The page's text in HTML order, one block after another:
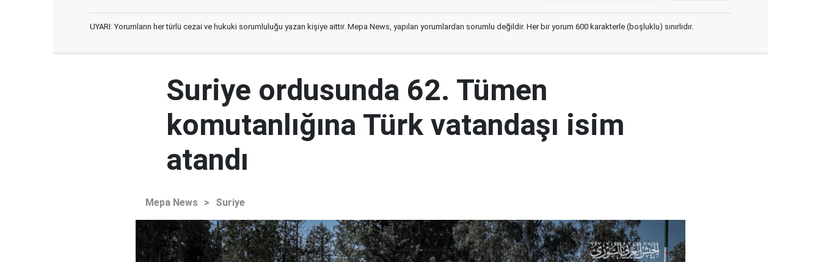
UYARI: Yorumların her türlü cezai ve hukuki sorumluluğu yazan kişiye aittir. Mepa News, yapılan yorumlardan sorumlu değildir. Her bir yorum 600 karakterle (boşluklu) sınırlıdır.
Suriye ordusunda 62. Tümen
komutanlığına Türk vatandaşı isim
atandı
Mepa News > Suriye